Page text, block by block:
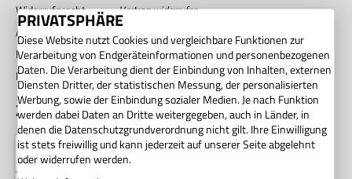
Widerrufsrecht
Vertrag widerrufen
AGB
Barrierefreiheit
Unternehmen
Privatsphäre
Zahlung
PRIVATSPHÄRE
Diese Website nutzt Cookies und vergleichbare Funktionen zur
Verarbeitung von Endgeräteinformationen und personenbezogenen
Daten. Die Verarbeitung dient der Einbindung von Inhalten, externen
Diensten Dritter, der statistischen Messung, der personalisierten
Werbung, sowie der Einbindung sozialer Medien. Je nach Funktion
werden dabei Daten an Dritte weitergegeben, auch in Länder, in
denen die Datenschutzgrundverordnung nicht gilt. Ihre Einwilligung
ist stets freiwillig und kann jederzeit auf unserer Seite abgelehnt
oder widerrufen werden.